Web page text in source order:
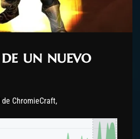
un nuevo
ChromieCraft,